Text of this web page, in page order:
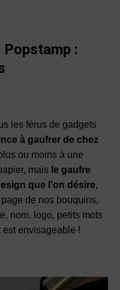
:
les férus de gadgets
à gaufrer de chez
ou moins à une
mais le gaufre
que l’on désire,
de nos bouquins,
nom, logo, petits mots
est envisageable !